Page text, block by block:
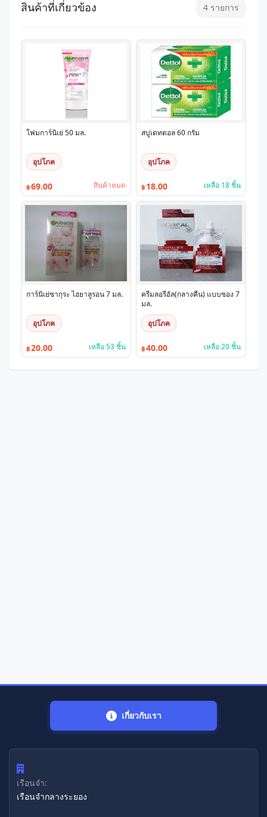
สินค้าที่เกี่ยวข้อง 4 รายการ
โฟมการ์นิเย่ 50 มล.
อุปโภค
฿69.00 สินค้าหมด
สบู่เดทตอล 60 กรัม
อุปโภค
฿ 18.00 เหลือ 18 ชิ้น
การ์นิเย่ซากุระ ไฮยาลูรอน 7 มล.
อุปโภค
฿20.00 เหลือ 53 ชิ้น
ครีมลอรีอัล(กลางคืน) แบบซอง 7
มล.
อุปโภค
฿40.00 เหลือ 20 ชิ้น
เกี่ยวกับเรา
เรือนจำ:
เรือนจํากลางระยอง